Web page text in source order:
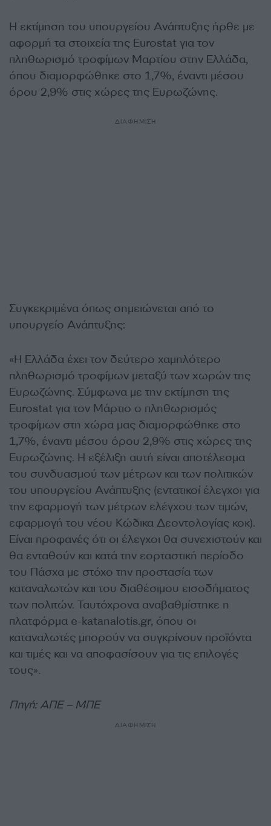
Η εκτίμηση του υπουργείου Ανάπτυξης ήρθε με
αφορμή τα στοιχεία της Eurostat για τον
πληθωρισμό τροφίμων Μαρτίου στην Ελλάδα,
όπου διαμορφώθηκε στο 1,7%, έναντι μέσου
όρου 2,9% στις χώρες της Ευρωζώνης.
ΔΙΑΦΗΜΙΣΗ
Συγκεκριμένα όπως σημειώνεται από το
υπουργείο Ανάπτυξης:
«Η Ελλάδα έχει τον δεύτερο χαμηλότερο
πληθωρισμό τροφίμων μεταξύ των χωρών της
Ευρωζώνης. Σύμφωνα με την εκτίμηση της
Eurostat για τον Μάρτιο ο πληθωρισμός
τροφίμων στη χώρα μας διαμορφώθηκε στο
1,7%, έναντι μέσου όρου 2,9% στις χώρες της
Ευρωζώνης. Η εξέλιξη αυτή είναι αποτέλεσμα
του συνδυασμού των μέτρων και των πολιτικών
του υπουργείου Ανάπτυξης (εντατικοί έλεγχοι για
την εφαρμογή των μέτρων ελέγχου των τιμών,
εφαρμογή του νέου Κώδικα Δεοντολογίας κοκ).
Είναι προφανές ότι οι έλεγχοι θα συνεχιστούν και
θα ενταθούν και κατά την εορταστική περίοδο
του Πάσχα με στόχο την προστασία των
καταναλωτών και του διαθέσιμου εισοδήματος
των πολιτών. Ταυτόχρονα αναβαθμίστηκε η
πλατφόρμα e-katanalotis.gr, όπου οι
καταναλωτές μπορούν να συγκρίνουν προϊόντα
και τιμές και να αποφασίσουν για τις επιλογές
τους».
Πηγή: ΑΠΕ – ΜΠΕ
ΔΙΑΦΗΜΙΣΗ